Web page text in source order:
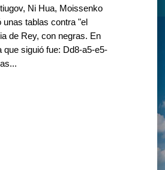
Ni Hua, Moissenko
unas tablas contra "el
de Rey, con negras. En
siguió fue: Dd8-a5-e5-